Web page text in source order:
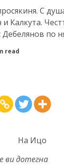
С
Калкута.
Дебелянов по
read
На Ицо
ви дотегна